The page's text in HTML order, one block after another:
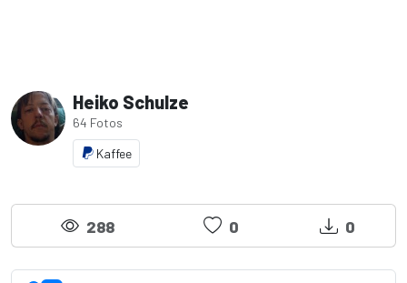
Heiko Schulze
64 Fotos
Kaffee
288 0 0